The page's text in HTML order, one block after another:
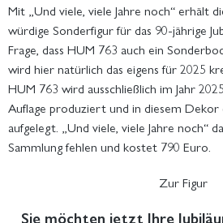
Mit „Und viele, viele Jahre noch“ erhält
würdige Sonderfigur für das 90-jährige
Frage, dass HUM 763 auch ein
wird hier natürlich das eigens für 2025
HUM 763 wird ausschließlich im Jahr
Auflage produziert und in diesem Dekor
aufgelegt. „Und viele, viele Jahre noch“
Sammlung fehlen und kostet 790 Euro.
Zur Figur
Sie möchten jetzt Ihre